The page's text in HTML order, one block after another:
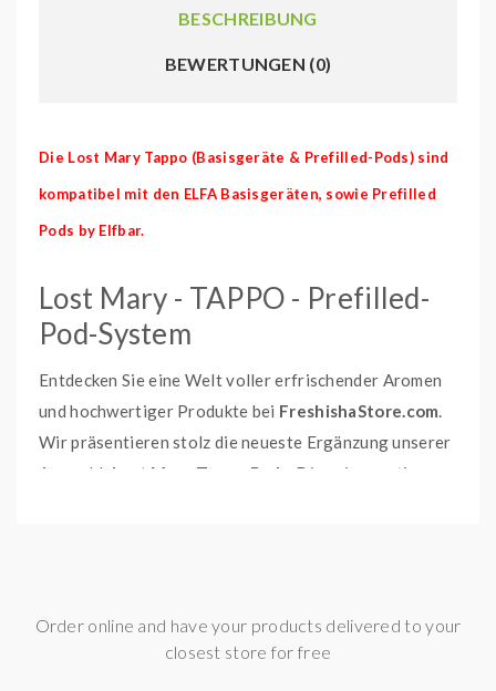
BESCHREIBUNG
BEWERTUNGEN (0)
Die Lost Mary Tappo (Basisgeräte & Prefilled-Pods) sind
kompatibel mit den ELFA Basisgeräten, sowie Prefilled
Pods by Elfbar.
Lost Mary - TAPPO - Prefilled-
Pod-System
Entdecken Sie eine Welt voller erfrischender Aromen
und hochwertiger Produkte bei FreshishaStore.com.
Wir präsentieren stolz die neueste Ergänzung unserer
Auswahl: Lost Mary Tappo Pods
. Diese innovativen
GESCHMACKSRICHTUNGEN:
Blue Razz Lemonade: Limonade, Blaue
Order online and have your products delivered to your
closest store for free